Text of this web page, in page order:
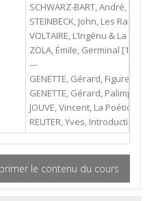
SCHWARZ-BART, André, La
STEINBECK, John, Les Raisins
VOLTAIRE, L’Ingénu & La
ZOLA, Émile, Germinal [1855],
---
GENETTE, Gérard, Figures III,
GENETTE, Gérard,
JOUVE, Vincent, La Poétique
REUTER, Yves, Introduction à
le contenu du cours